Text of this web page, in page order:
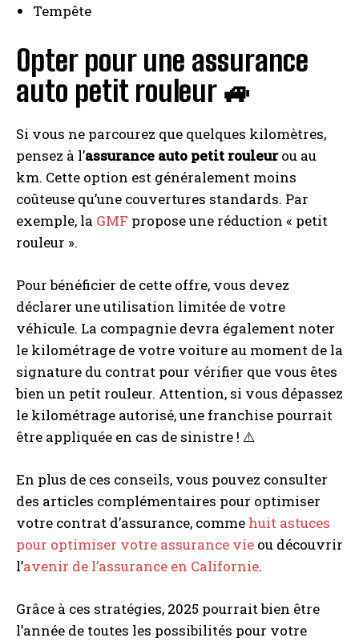
Tempête
Opter pour une assurance
auto petit rouleur 🚙
Si vous ne parcourez que quelques kilomètres,
pensez à l’assurance auto petit rouleurou au
km. Cette option est généralement moins
coûteuse qu’une couvertures standards. Par
exemple, la GMF propose une réduction « petit
rouleur ».
Pour bénéficier de cette offre, vous devez
déclarer une utilisation limitée de votre
véhicule. La compagnie devra également noter
le kilométrage de votre voiture au moment de la
signature du contrat pour vérifier que vous êtes
bien un petit rouleur. Attention, si vous dépassez
le kilométrage autorisé, une franchise pourrait
être appliquée en cas de sinistre ! ⚠️
En plus de ces conseils, vous pouvez consulter
des articles complémentaires pour optimiser
votre contrat d’assurance, comme huit astuces
pour optimiser votre assurance vie ou découvrir
l’avenir de l’assurance en Californie.
Grâce à ces stratégies, 2025 pourrait bien être
l’année de toutes les possibilités pour votre